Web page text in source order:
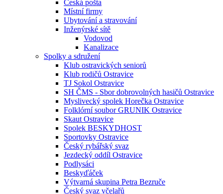
Česká pošta
Místní firmy
Ubytování a stravování
Inženýrské sítě
Vodovod
Kanalizace
Spolky a sdružení
Klub ostravických seniorů
Klub rodičů Ostravice
TJ Sokol Ostravice
SH ČMS - Sbor dobrovolných hasičů Ostravice
Myslivecký spolek Horečka Ostravice
Folklórní soubor GRUNIK Ostravice
Skaut Ostravice
Spolek BESKYDHOST
Sportovky Ostravice
Český rybářský svaz
Jezdecký oddíl Ostravice
Podlysáci
Beskyďáček
Výtvarná skupina Petra Bezruče
Český svaz včelařů